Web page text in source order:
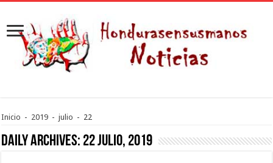
Inicio - 2019 - julio - 22
Daily Archives: 22 julio, 2019